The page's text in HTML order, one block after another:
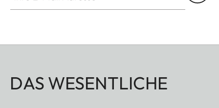
DAS WESENTLICHE